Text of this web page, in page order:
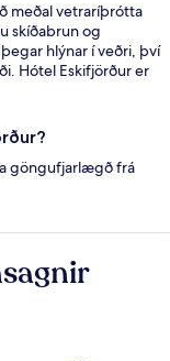
meðal vetraríþrótta
skíðabrun og
hlýnar í veðri, því
Hótel Eskifjörður er
göngufjarlægð frá